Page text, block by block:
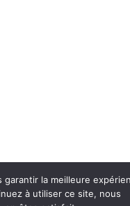
la meilleure
à utiliser ce site, nous